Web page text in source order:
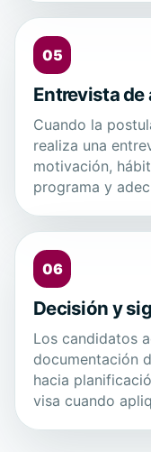
05
Entrevista
Cuando la
realiza una
motivación,
programa y
06
Decisión y
Los candidatos
documentación
hacia
visa cuando